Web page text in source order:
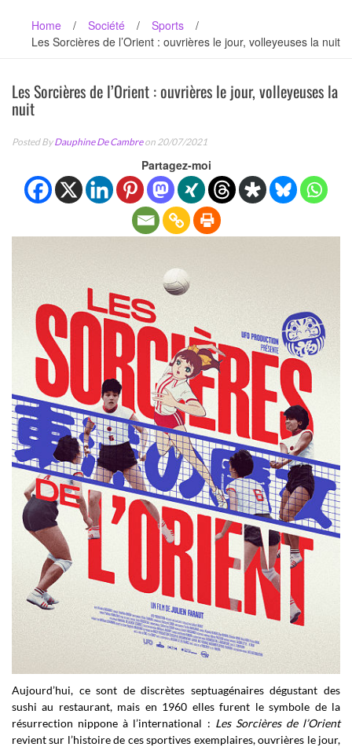
Home / Société / Sports
/
Les Sorcières de l’Orient : ouvrières le jour, volleyeuses la nuit
Les Sorcières de l’Orient : ouvrières le jour, volleyeuses la
nuit
Posted ByDauphine De Cambreon 20/07/2021
Partagez-moi
Aujourd’hui, ce sont de discrètes septuagénaires dégustant des
sushi au restaurant, mais en 1960 elles furent le symbole de la
résurrection nippone à l’international : Les Sorcières de l’Orient
revient sur l’histoire de ces sportives exemplaires, ouvrières le jour,